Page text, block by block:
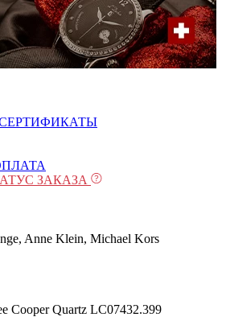
ЗАКАЗА
Anne Klein, Michael Kors
Cooper Quartz LC07432.399